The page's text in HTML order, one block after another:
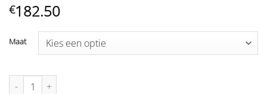
€182.50
Maat
Bianco Evento gebreid bruidsjasje E494 aantal